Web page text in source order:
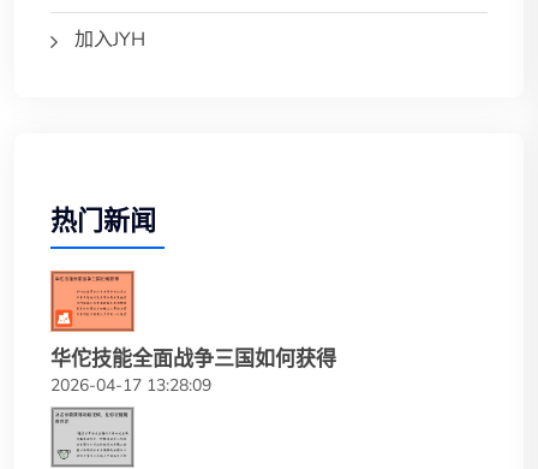
加入JYH
热门新闻
华佗技能全面战争三国如何获得
2026-04-17 13:28:09